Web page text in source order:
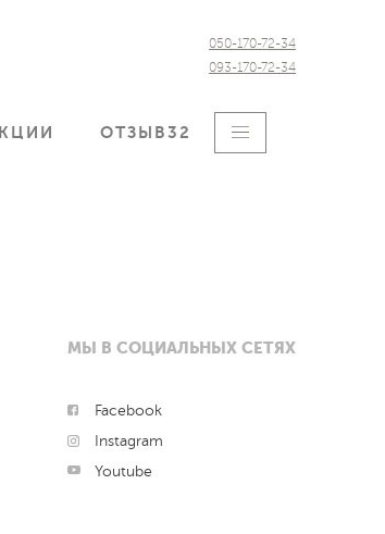
ОТЗЫВ32
050-170-72-34
093-170-72-34
МЫ В СОЦИАЛЬНЫХ СЕТЯХ
Facebook
Instagram
Youtube